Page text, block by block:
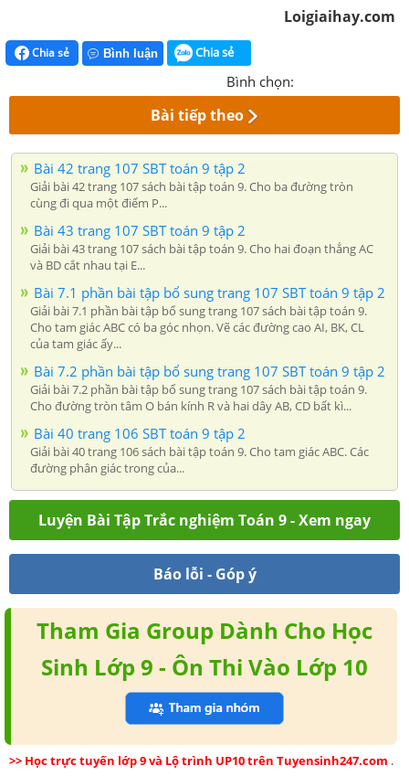
Loigiaihay.com
Chia sẻ Bình luận Chia sẻ
Bình chọn:
Bài tiếp theo
Bài 42 trang 107 SBT toán 9 tập 2
Giải bài 42 trang 107 sách bài tập toán 9. Cho ba đường tròn
cùng đi qua một điểm P...
Bài 43 trang 107 SBT toán 9 tập 2
Giải bài 43 trang 107 sách bài tập toán 9. Cho hai đoạn thẳng AC
và BD cắt nhau tại E...
Bài 7.1 phần bài tập bổ sung trang 107 SBT toán 9 tập 2
Giải bài 7.1 phần bài tập bổ sung trang 107 sách bài tập toán 9.
Cho tam giác ABC có ba góc nhọn. Vẽ các đường cao AI, BK, CL
của tam giác ấy...
Bài 7.2 phần bài tập bổ sung trang 107 SBT toán 9 tập 2
Giải bài 7.2 phần bài tập bổ sung trang 107 sách bài tập toán 9.
Cho đường tròn tâm O bán kính R và hai dây AB, CD bất kì...
Bài 40 trang 106 SBT toán 9 tập 2
Giải bài 40 trang 106 sách bài tập toán 9. Cho tam giác ABC. Các
đường phân giác trong của...
Luyện Bài Tập Trắc nghiệm Toán 9 - Xem ngay
Báo lỗi - Góp ý
Tham Gia Group Dành Cho Học
Sinh Lớp 9 - Ôn Thi Vào Lớp 10
>> Học trực tuyến lớp 9 và Lộ trình UP10 trên Tuyensinh247.com .